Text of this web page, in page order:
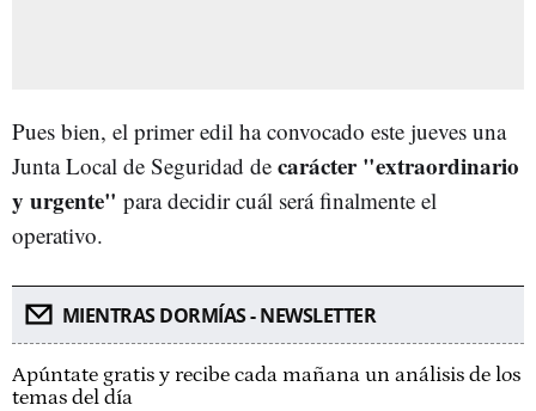
Pues bien, el primer edil ha convocado este jueves una
Junta Local de Seguridad de carácter "extraordinario
y urgente" para decidir cuál será finalmente el
operativo.
MIENTRAS DORMÍAS - NEWSLETTER
Apúntate gratis y recibe cada mañana un análisis de los
temas del día